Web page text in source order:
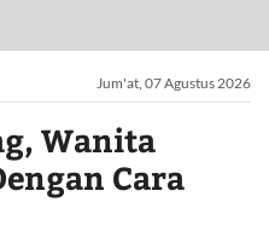
Jum'at, 07 Agustus 2026
Wanita
Cara